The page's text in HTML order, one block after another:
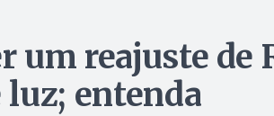
um reajuste de
luz; entenda